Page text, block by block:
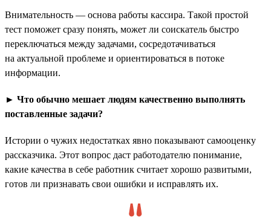
Внимательность — основа работы кассира. Такой простой
тест поможет сразу понять, может ли соискатель быстро
переключаться между задачами, сосредотачиваться
на актуальной проблеме и ориентироваться в потоке
информации.
► Что обычно мешает людям качественно выполнять
поставленные задачи?
Истории о чужих недостатках явно показывают самооценку
рассказчика. Этот вопрос даст работодателю понимание,
какие качества в себе работник считает хорошо развитыми,
готов ли признавать свои ошибки и исправлять их.